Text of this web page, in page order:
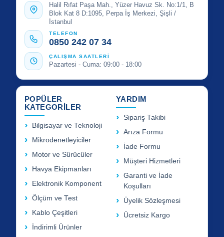
Halil Rıfat Paşa Mah., Yüzer Havuz Sk. No:1/1, B
Blok Kat 8 D:1095, Perpa İş Merkezi, Şişli /
İstanbul
TELEFON
0850 242 07 34
ÇALIŞMA SAATLERİ
Pazartesi - Cuma: 09:00 - 18:00
POPÜLER
KATEGORİLER
Bilgisayar ve Teknoloji
Mikrodenetleyiciler
Motor ve Sürücüler
Havya Ekipmanları
Elektronik Komponent
Ölçüm ve Test
Kablo Çeşitleri
İndirimli Ürünler
YARDIM
Sipariş Takibi
Arıza Formu
İade Formu
Müşteri Hizmetleri
Garanti ve İade
Koşulları
Üyelik Sözleşmesi
Ücretsiz Kargo